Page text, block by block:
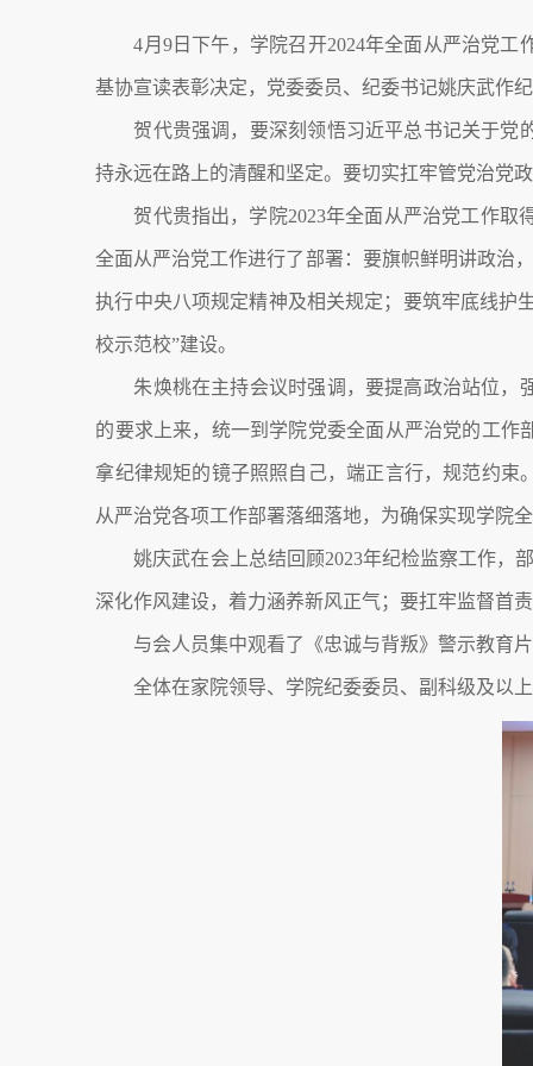
4月9日下午，学院召开2024年全面从严治党
基协宣读表彰决定，党委委员、纪委书记姚庆武作
贺代贵强调，要深刻领悟习近平总书记关于党
持永远在路上的清醒和坚定。要切实扛牢管党治党
贺代贵指出，学院2023年全面从严治党工作取
全面从严治党工作进行了部署：要旗帜鲜明讲政治
执行中央八项规定精神及相关规定；要筑牢底线护
校示范校”建设。
朱焕桃在主持会议时强调，要提高政治站位，
的要求上来，统一到学院党委全面从严治党的工
拿纪律规矩的镜子照照自己，端正言行，规范约
从严治党各项工作部署落细落地，为确保实现学院
姚庆武在会上总结回顾2023年纪检监察工作，
深化作风建设，着力涵养新风正气；要扛牢监督首
与会人员集中观看了《忠诚与背叛》警示教育
全体在家院领导、学院纪委委员、副科级及以